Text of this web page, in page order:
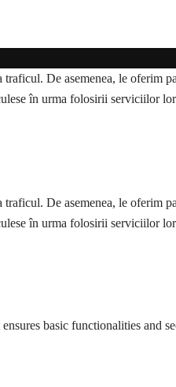
De asemenea, le oferim
în urma folosirii serviciilor
De asemenea, le oferim
în urma folosirii serviciilor
basic functionalities and